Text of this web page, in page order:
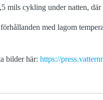
mils cykling under natten,
med lagom
bilder här: https://